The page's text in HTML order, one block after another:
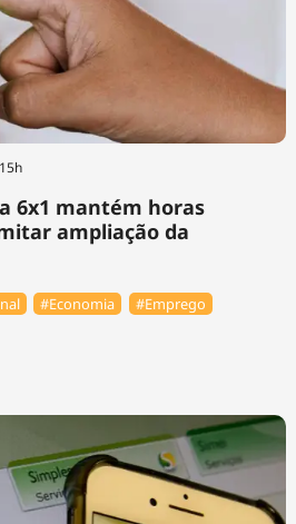
6x1 mantém horas
ampliação da
#Economia
#Emprego